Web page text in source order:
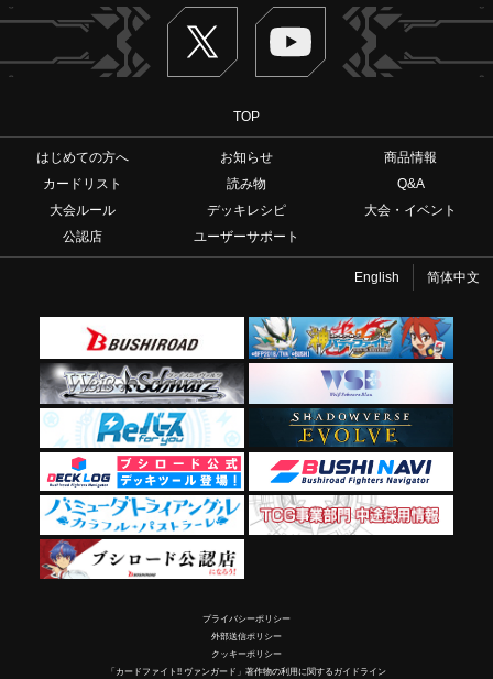
Twitter ヴァンガードch
TOP
はじめての方へ お知らせ
商品情報
カードリスト
読み物
Q&A
大会ルール
デッキレシピ
大会・イベント
公認店
ユーザーサポート
English 简体中文
プライバシーポリシー
外部送信ポリシー
クッキーポリシー
「カードファイト!! ヴァンガード」著作物の利用に関するガイドライン